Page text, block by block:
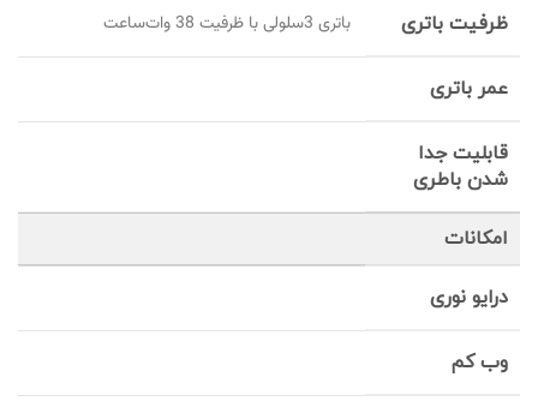
ظرفیت باتری باتری 3سلولی با ظرفیت 38 وات‌ساعت
عمر باتری
قابلیت جدا
شدن باطری
امکانات
درایو نوری
وب کم